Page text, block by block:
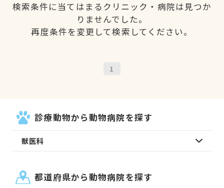
検索条件に当てはまるクリニック・病院は見つか
りませんでした。
再度条件を変更して検索してください。
1
診療動物から動物病院を探す
獣医科
都道府県から動物病院を探す